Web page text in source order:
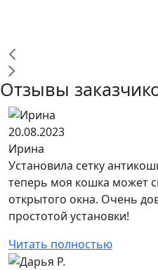
Отзывы
20.08.2023
Ирина
Установила сетку
теперь моя кошка может
открытого окна. Очень
простотой установки!
Читать полностью